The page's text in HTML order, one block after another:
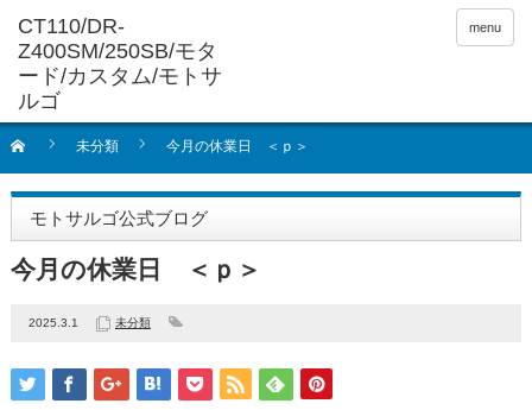
menu
未分類 今月の休業日 ＜ｐ＞
モトサルゴ公式ブログ
今月の休業日 ＜ｐ＞
2025.3.1 未分類